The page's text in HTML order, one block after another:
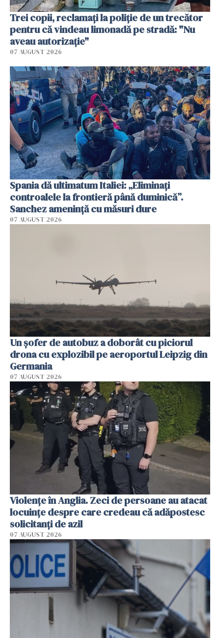
Trei copii, reclamați la poliție de un trecător
pentru că vindeau limonadă pe stradă: "Nu
aveau autorizație"
07 AUGUST 2026
Spania dă ultimatum Italiei: „Eliminați
controalele la frontieră până duminică”.
Sanchez amenință cu măsuri dure
07 AUGUST 2026
Un șofer de autobuz a doborât cu piciorul
drona cu explozibil pe aeroportul Leipzig din
Germania
07 AUGUST 2026
Violenţe în Anglia. Zeci de persoane au atacat
locuinţe despre care credeau că adăpostesc
solicitanţi de azil
07 AUGUST 2026